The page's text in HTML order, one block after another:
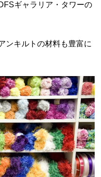
ギャラリア・タワーの
ンキルトの材料も豊富に